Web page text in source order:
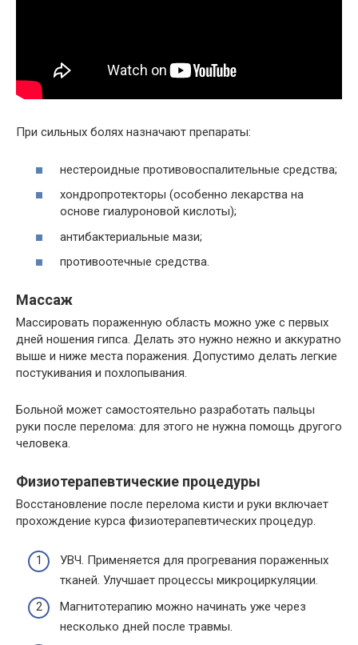
При сильных болях назначают препараты:
нестероидные противовоспалительные средства;
хондропротекторы (особенно лекарства на
основе гиалуроновой кислоты);
антибактериальные мази;
противоотечные средства.
Массаж
Массировать пораженную область можно уже с первых
дней ношения гипса. Делать это нужно нежно и аккуратно
выше и ниже места поражения. Допустимо делать легкие
постукивания и похлопывания.
Больной может самостоятельно разработать пальцы
руки после перелома: для этого не нужна помощь другого
человека.
Физиотерапевтические процедуры
Восстановление после перелома кисти и руки включает
прохождение курса физиотерапевтических процедур.
УВЧ. Применяется для прогревания пораженных
тканей. Улучшает процессы микроциркуляции.
Магнитотерапию можно начинать уже через
несколько дней после травмы.